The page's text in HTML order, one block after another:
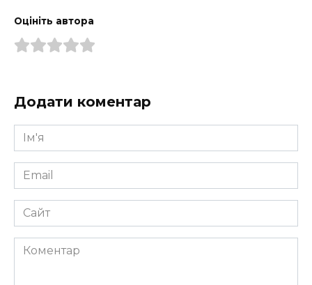
Оцініть автора
Додати коментар
Ім'я
*
Email
*
Сайт
Коментар